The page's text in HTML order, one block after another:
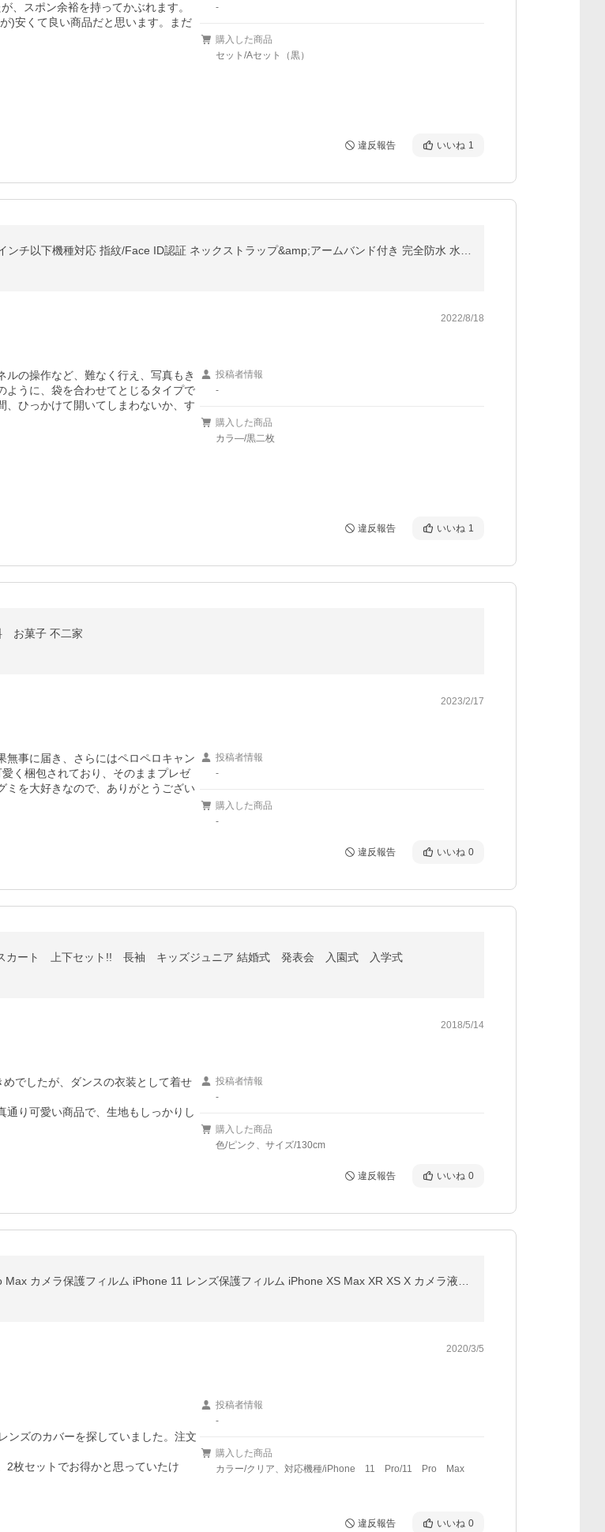
、スポン余裕を持ってかぶれます。
)安くて良い商品だと思います。まだ
-
購入した商品
セット/Aセット（黒）
違反報告 いいね 1
2022/8/18
の操作など、難なく行え、写真もき
ように、袋を合わせてとじるタイプで
、ひっかけて開いてしまわないか、す
投稿者情報
-
購入した商品
カラ―/黒二枚
違反報告 いいね 1
お菓子 不二家
2023/2/17
無事に届き、さらにはペロペロキャン
く梱包されており、そのままプレゼ
ミを大好きなので、ありがとうござい
投稿者情報
-
購入した商品
-
違反報告 いいね 0
スカート 上下セット!! 長袖 キッズジュニア 結婚式 発表会 入園式 入学式
2018/5/14
でしたが、ダンスの衣装として着せ
り可愛い商品で、生地もしっかりし
投稿者情報
-
購入した商品
色/ピンク、サイズ/130cm
違反報告 いいね 0
2020/3/5
ンズのカバーを探していました。注文
2枚セットでお得かと思っていたけ
投稿者情報
-
購入した商品
カラー/クリア、対応機種/iPhone 11 Pro/11 Pro Max
違反報告 いいね 0